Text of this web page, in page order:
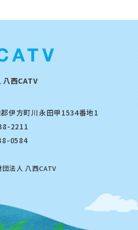
八西CATV
伊方町川永田甲1534番地1
2211
0584
法人 八西CATV